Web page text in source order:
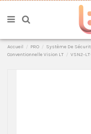
Accueil PRO Système De
Conventionnelle Vision LT
VSN2-